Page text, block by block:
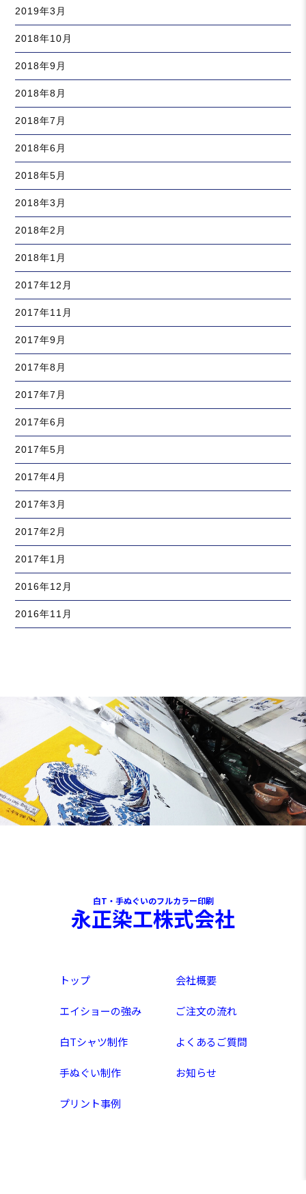
2019年3月
2018年10月
2018年9月
2018年8月
2018年7月
2018年6月
2018年5月
2018年3月
2018年2月
2018年1月
2017年12月
2017年11月
2017年9月
2017年8月
2017年7月
2017年6月
2017年5月
2017年4月
2017年3月
2017年2月
2017年1月
2016年12月
2016年11月
白T・手ぬぐいのフルカラー印刷
永正染工株式会社
トップ
エイショーの強み
白Tシャツ制作
手ぬぐい制作
プリント事例
会社概要
ご注文の流れ
よくあるご質問
お知らせ